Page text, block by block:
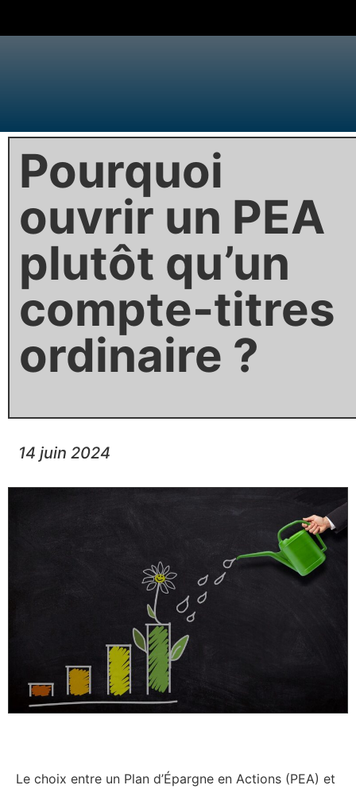
Pourquoi
ouvrir un PEA
plutôt qu’un
compte-titres
ordinaire ?
14 juin 2024
Le choix entre un Plan d’Épargne en Actions (PEA) et